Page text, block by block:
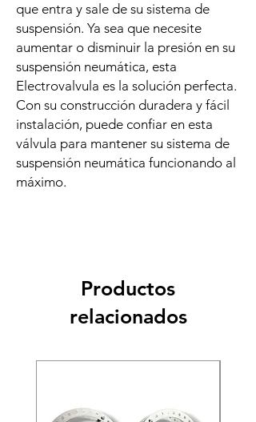
que entra y sale de su sistema de
suspensión. Ya sea que necesite
aumentar o disminuir la presión en su
suspensión neumática, esta
Electrovalvula es la solución perfecta.
Con su construcción duradera y fácil
instalación, puede confiar en esta
válvula para mantener su sistema de
suspensión neumática funcionando al
máximo.
Productos
relacionados